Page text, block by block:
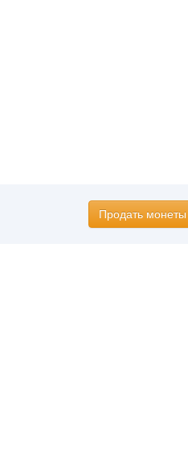
Продать